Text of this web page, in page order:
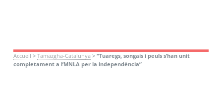
Accueil > Tamazgha-Catalunya > “Tuaregs, songais i peuls s’han unit
completament a l’MNLA per la independència”